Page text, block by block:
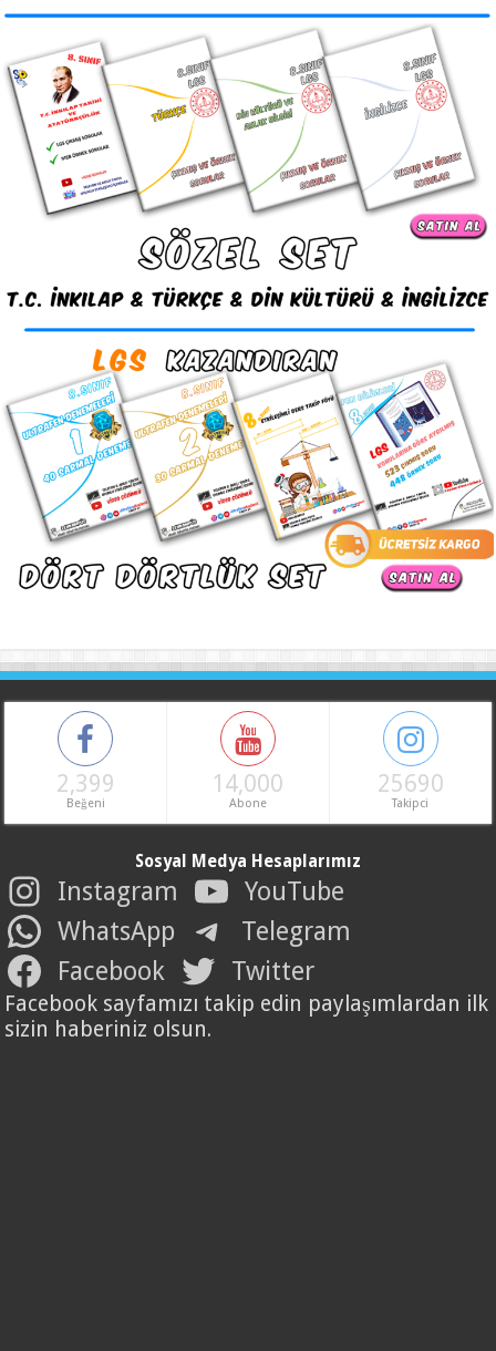
2,399
Beğeni
14,000
Abone
25690
Takipci
Sosyal Medya Hesaplarımız
Instagram
YouTube
WhatsApp
Telegram
Facebook
Twitter
Facebook sayfamızı takip edin paylaşımlardan ilk
sizin haberiniz olsun.